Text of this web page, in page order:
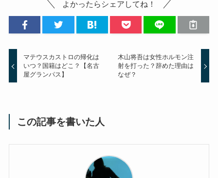
よかったらシェアしてね！
マテウスカストロの帰化は
いつ？国籍はどこ？【名古
屋グランパス】
木山将吾は女性ホルモン注
射を打った？辞めた理由は
なぜ？
この記事を書いた人